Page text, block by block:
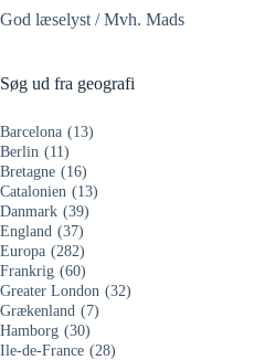
God læselyst / Mvh. Mads
Søg ud fra geografi
Barcelona (13)
Berlin (11)
Bretagne (16)
Catalonien (13)
Danmark (39)
England (37)
Europa (282)
Frankrig (60)
Greater London (32)
Grækenland (7)
Hamborg (30)
Ile-de-France (28)